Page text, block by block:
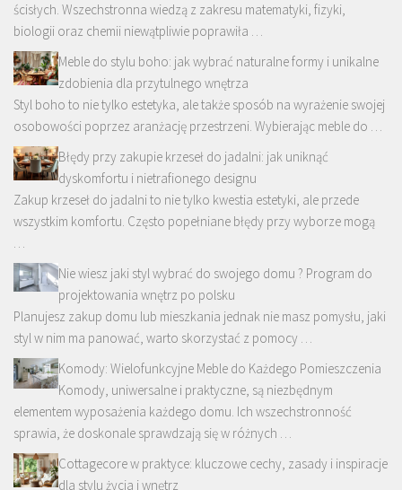
ścisłych. Wszechstronna wiedzą z zakresu matematyki, fizyki,
biologii oraz chemii niewątpliwie poprawiła …
Meble do stylu boho: jak wybrać naturalne formy i unikalne
zdobienia dla przytulnego wnętrza
Styl boho to nie tylko estetyka, ale także sposób na wyrażenie swojej
osobowości poprzez aranżację przestrzeni. Wybierając meble do …
Błędy przy zakupie krzeseł do jadalni: jak uniknąć
dyskomfortu i nietrafionego designu
Zakup krzeseł do jadalni to nie tylko kwestia estetyki, ale przede
wszystkim komfortu. Często popełniane błędy przy wyborze mogą
…
Nie wiesz jaki styl wybrać do swojego domu ? Program do
projektowania wnętrz po polsku
Planujesz zakup domu lub mieszkania jednak nie masz pomysłu, jaki
styl w nim ma panować, warto skorzystać z pomocy …
Komody: Wielofunkcyjne Meble do Każdego Pomieszczenia
Komody, uniwersalne i praktyczne, są niezbędnym
elementem wyposażenia każdego domu. Ich wszechstronność
sprawia, że doskonale sprawdzają się w różnych …
Cottagecore w praktyce: kluczowe cechy, zasady i inspiracje
dla stylu życia i wnętrz